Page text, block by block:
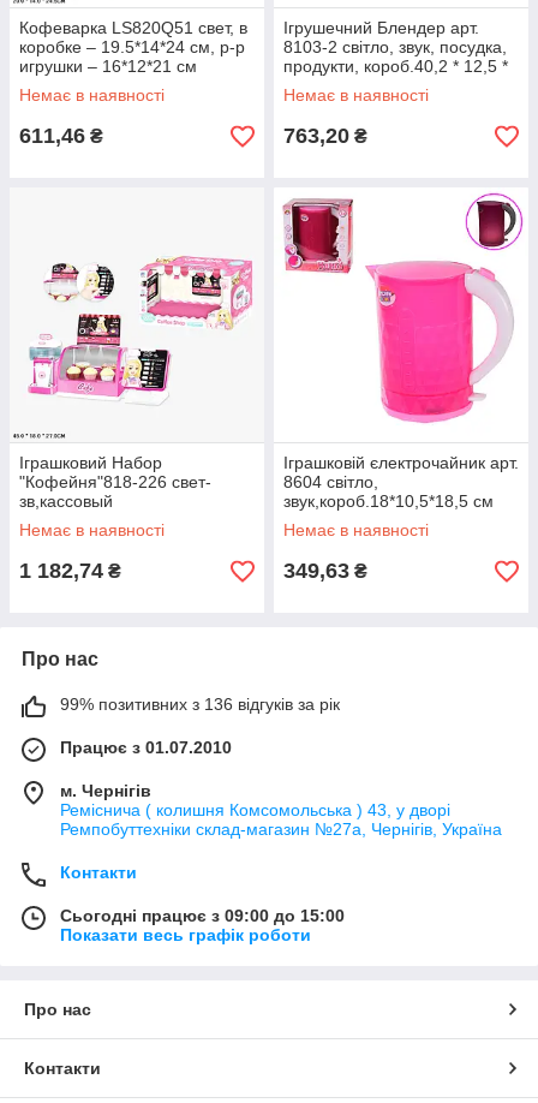
Кофеварка LS820Q51 свет, в
коробке – 19.5*14*24 см, р-р
игрушки – 16*12*21 см
Немає в наявності
611,46 ₴
Ігрушечний Блендер арт.
8103-2 світло, звук, посудка,
продукти, короб.40,2 * 12,5 *
23,5 см
Немає в наявності
763,20 ₴
Іграшковий Набор
"Кофейня"818-226 свет-
зв,кассовый
аппарат,холодильник с
десертами,кофемашина,в
Немає в наявності
1 182,74 ₴
Іграшковій єлектрочайник арт.
8604 світло,
звук,короб.18*10,5*18,5 см
Немає в наявності
349,63 ₴
Про нас
99% позитивних з 136 відгуків за рік
Працює з 01.07.2010
м. Чернігів
Реміснича ( колишня Комсомольська ) 43, у дворі
Ремпобуттехніки склад-магазин №27a, Чернігів, Україна
Контакти
Сьогодні працює з 09:00 до 15:00
Показати весь графік роботи
Про нас
Контакти